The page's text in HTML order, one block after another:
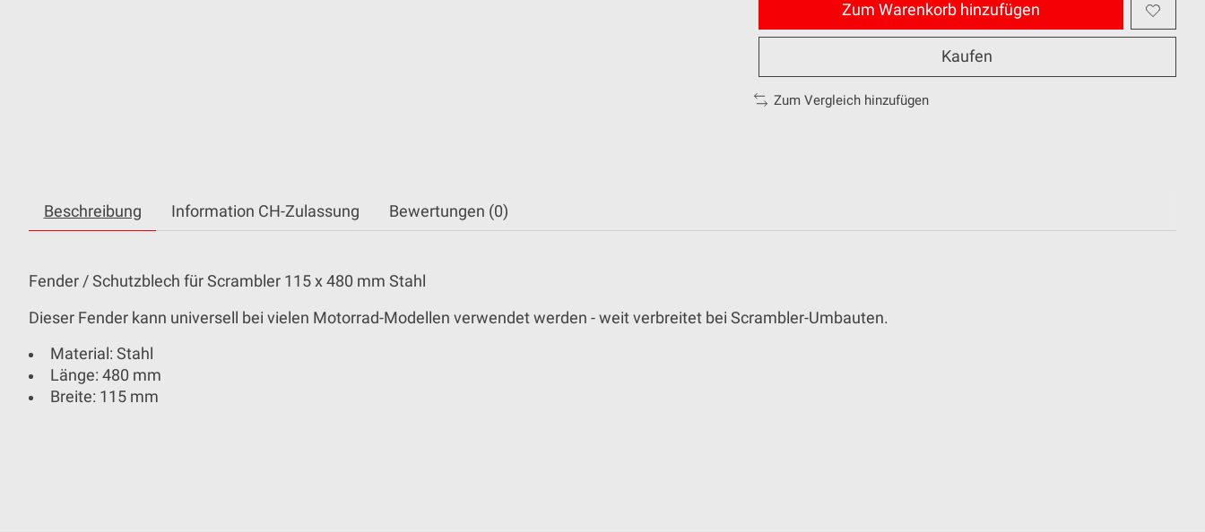
Zum Warenkorb hinzufügen
Kaufen
Zum Vergleich hinzufügen
Beschreibung Information CH-Zulassung Bewertungen (0)
Fender / Schutzblech für Scrambler 115 x 480 mm Stahl
Dieser Fender kann universell bei vielen Motorrad-Modellen verwendet werden - weit verbreitet bei Scrambler-Umbauten.
Material: Stahl
Länge: 480 mm
Breite: 115 mm